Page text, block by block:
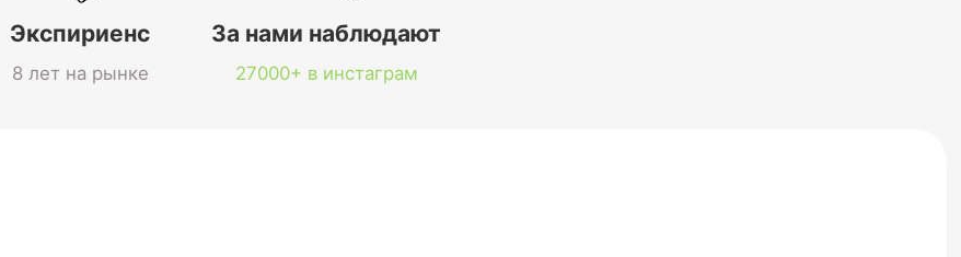
Экспириенс
8 лет на рынке
За нами наблюдают
27000+ в инстаграм